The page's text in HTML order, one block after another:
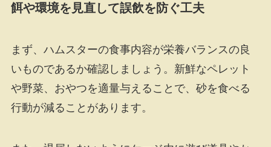
餌や環境を見直して誤飲を防ぐ工夫
まず、ハムスターの食事内容が栄養バランスの良
いものであるか確認しましょう。新鮮なペレット
や野菜、おやつを適量与えることで、砂を食べる
行動が減ることがあります。